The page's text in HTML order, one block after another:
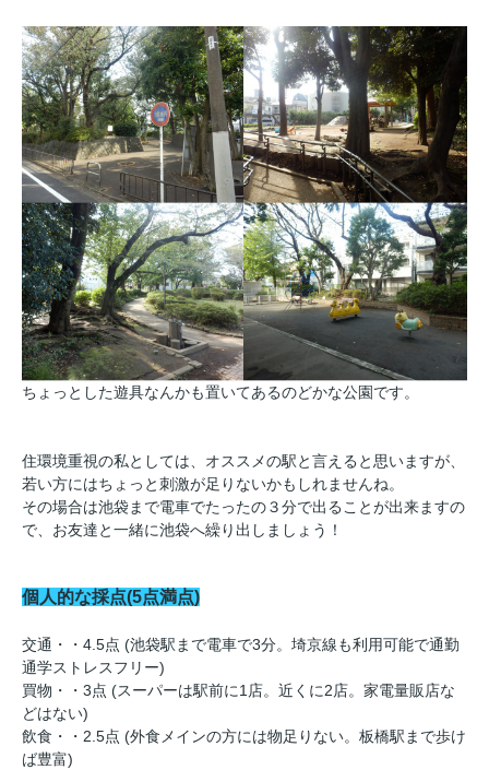
ちょっとした遊具なんかも置いてあるのどかな公園です。
住環境重視の私としては、オススメの駅と言えると思いますが、
若い方にはちょっと刺激が足りないかもしれませんね。
その場合は池袋まで電車でたったの３分で出ることが出来ますの
で、お友達と一緒に池袋へ繰り出しましょう！
個人的な採点(5点満点)
交通・・4.5点 (池袋駅まで電車で3分。埼京線も利用可能で通勤
通学ストレスフリー)
買物・・3点 (スーパーは駅前に1店。近くに2店。家電量販店な
どはない)
飲食・・2.5点 (外食メインの方には物足りない。板橋駅まで歩け
ば豊富)